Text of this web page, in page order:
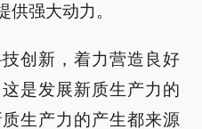
供强大动力。
创新，着力营造良好
是发展新质生产力的
生产力的产生都来源